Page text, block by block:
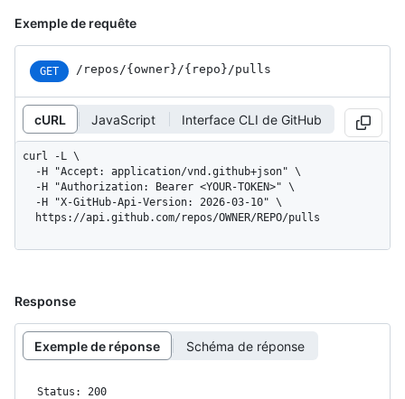
Exemple de requête
GET /repos/{owner}/{repo}/pulls
cURL JavaScript Interface CLI de GitHub
curl -L \
  https://api.github.com/repos/OWNER/REPO/pulls
Response
Exemple de réponse Schéma de réponse
Status: 200